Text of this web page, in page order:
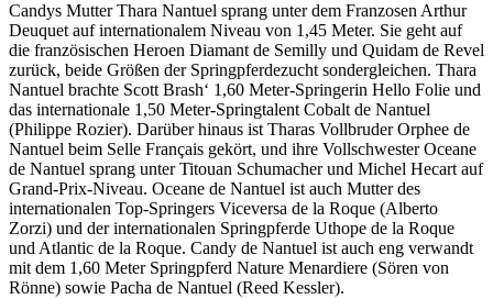
Candys Mutter Thara Nantuel sprang unter dem Franzosen Arthur
Deuquet auf internationalem Niveau von 1,45 Meter. Sie geht auf
die französischen Heroen Diamant de Semilly und Quidam de Revel
zurück, beide Größen der Springpferdezucht sondergleichen. Thara
Nantuel brachte Scott Brash‘ 1,60 Meter-Springerin Hello Folie und
das internationale 1,50 Meter-Springtalent Cobalt de Nantuel
(Philippe Rozier). Darüber hinaus ist Tharas Vollbruder Orphee de
Nantuel beim Selle Français gekört, und ihre Vollschwester Oceane
de Nantuel sprang unter Titouan Schumacher und Michel Hecart auf
Grand-Prix-Niveau. Oceane de Nantuel ist auch Mutter des
internationalen Top-Springers Viceversa de la Roque (Alberto
Zorzi) und der internationalen Springpferde Uthope de la Roque
und Atlantic de la Roque. Candy de Nantuel ist auch eng verwandt
mit dem 1,60 Meter Springpferd Nature Menardiere (Sören von
Rönne) sowie Pacha de Nantuel (Reed Kessler).